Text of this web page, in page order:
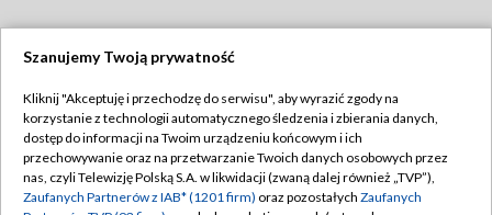
TVP
Abonament TVP
Emisja w TVP
Regulamin TVP
Polityka prywatności
Szanujemy Twoją prywatność
Kliknij "Akceptuję i przechodzę do serwisu", aby wyrazić zgody na
korzystanie z technologii automatycznego śledzenia i zbierania danych,
dostęp do informacji na Twoim urządzeniu końcowym i ich
przechowywanie oraz na przetwarzanie Twoich danych osobowych przez
nas, czyli Telewizję Polską S.A. w likwidacji (zwaną dalej również „TVP”),
Zaufanych Partnerów z IAB* (1201 firm) oraz pozostałych Zaufanych